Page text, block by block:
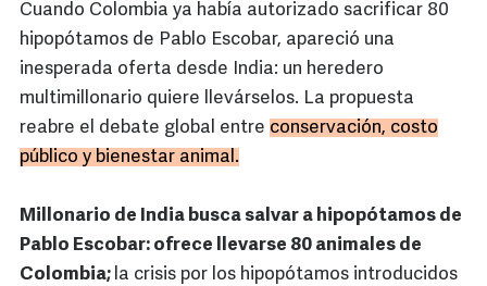
Cuando Colombia ya había autorizado sacrificar 80
hipopótamos de Pablo Escobar, apareció una
inesperada oferta desde India: un heredero
multimillonario quiere llevárselos. La propuesta
reabre el debate global entre conservación, costo
público y bienestar animal.
Millonario de India busca salvar a hipopótamos de
Pablo Escobar: ofrece llevarse 80 animales de
Colombia; la crisis por los hipopótamos introducidos